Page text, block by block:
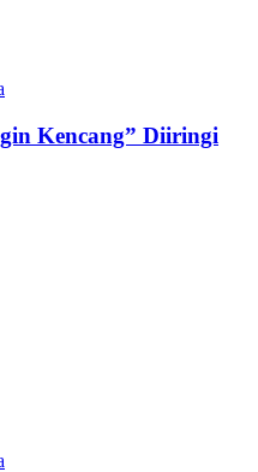
Kencang” Diiringi